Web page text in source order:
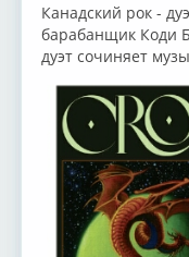
Канадский рок -
барабанщик Коди
дуэт сочиняет